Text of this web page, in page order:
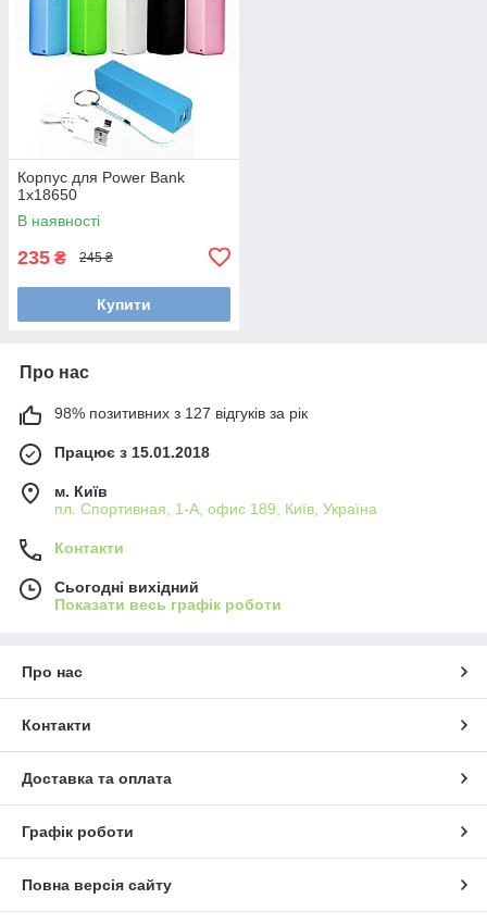
Корпус для Power Bank
1x18650
В наявності
235 ₴ 245 ₴
Купити
Про нас
98% позитивних з 127 відгуків за рік
Працює з 15.01.2018
м. Київ
пл. Спортивная, 1-А, офис 189, Київ, Україна
Контакти
Сьогодні вихідний
Показати весь графік роботи
Про нас
Контакти
Доставка та оплата
Графік роботи
Повна версія сайту